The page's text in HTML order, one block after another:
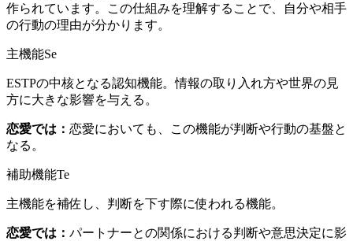
作られています。この仕組みを理解することで、自分や相手
の行動の理由が分かります。
主機能Se
ESTPの中核となる認知機能。情報の取り入れ方や世界の見
方に大きな影響を与える。
恋愛では： 恋愛においても、この機能が判断や行動の基盤と
なる。
補助機能Te
主機能を補佐し、判断を下す際に使われる機能。
恋愛では： パートナーとの関係における判断や意思決定に影